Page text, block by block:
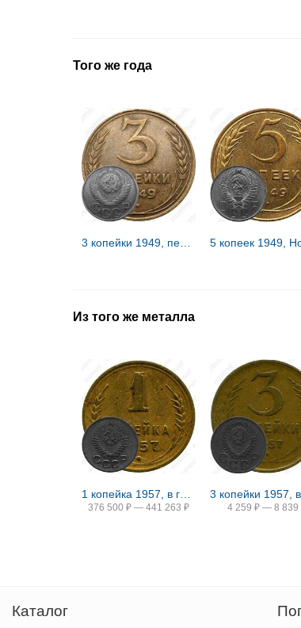
Того же года
Из того же металла
376 500 ₽ — 441 263 ₽ 4 259 ₽ — 8 839
Каталог